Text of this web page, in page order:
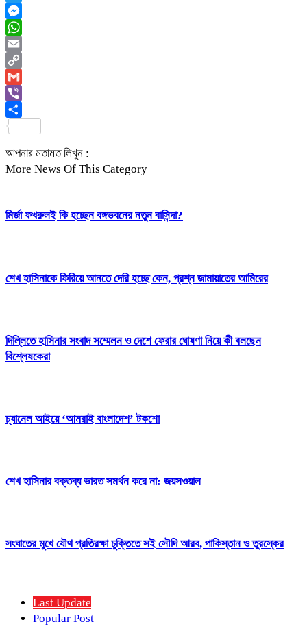
Twitter
Messenger
WhatsApp
Email
Copy
Link
Gmail
Viber
আপনার মতামত লিখুন :
More News Of This Category
মির্জা ফখরুলই কি হচ্ছেন বঙ্গভবনের নতুন বাসিন্দা?
শেখ হাসিনাকে ফিরিয়ে আনতে দেরি হচ্ছে কেন, প্রশ্ন জামায়াতের আমিরের
দিল্লিতে হাসিনার সংবাদ সম্মেলন ও দেশে ফেরার ঘোষণা নিয়ে কী বলছেন
বিশ্লেষকেরা
চ্যানেল আইয়ে ‘আমরাই বাংলাদেশ’ টকশো
শেখ হাসিনার বক্তব্য ভারত সমর্থন করে না: জয়সওয়াল
সংঘাতের মুখে যৌথ প্রতিরক্ষা চুক্তিতে সই সৌদি আরব, পাকিস্তান ও তুরস্কের
Last Update
Popular Post